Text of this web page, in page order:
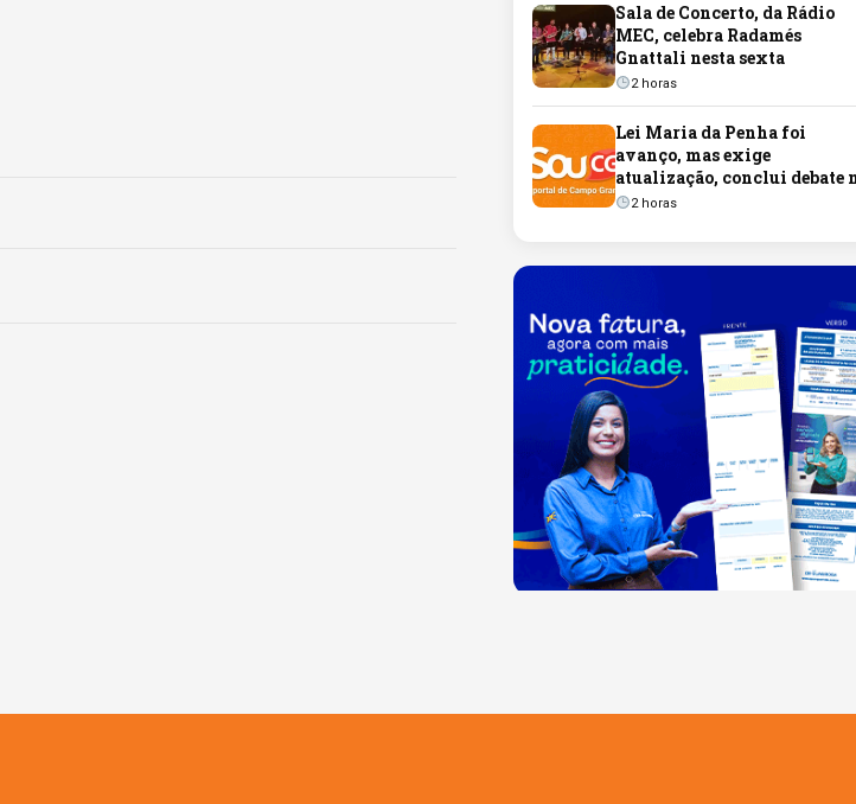
Sala de Concerto, da Rádio
MEC, celebra Radamés
Gnattali nesta sexta
2 horas
Lei Maria da Penha foi
avanço, mas exige
atualização, conclui debate
Senado
2 horas